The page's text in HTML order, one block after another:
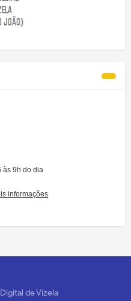
Digital de Vizela